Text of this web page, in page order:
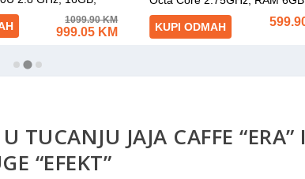
JAJA CAFFE “ERA” I
“EFEKT”